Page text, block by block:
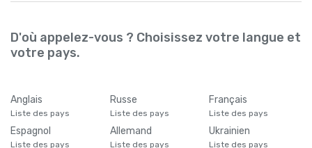
D'où appelez-vous ? Choisissez votre langue et
votre pays.
Anglais
Liste des pays
Russe
Liste des pays
Français
Liste des pays
Espagnol
Liste des pays
Allemand
Liste des pays
Ukrainien
Liste des pays